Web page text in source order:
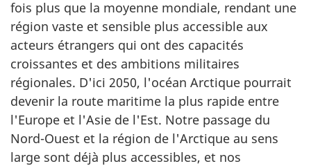
fois plus que la moyenne mondiale, rendant une
région vaste et sensible plus accessible aux
acteurs étrangers qui ont des capacités
croissantes et des ambitions militaires
régionales. D'ici 2050, l'océan Arctique pourrait
devenir la route maritime la plus rapide entre
l'Europe et l'Asie de l'Est. Notre passage du
Nord-Ouest et la région de l'Arctique au sens
large sont déjà plus accessibles, et nos